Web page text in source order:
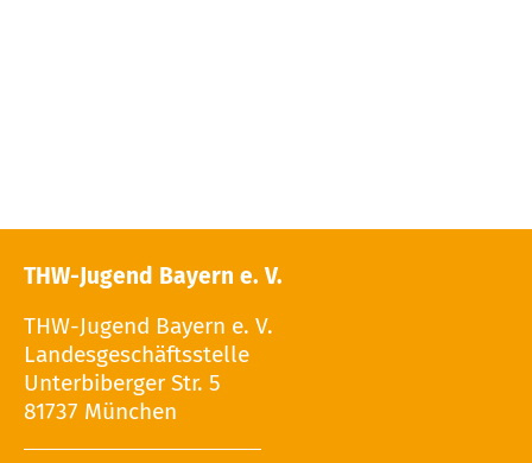
THW-Jugend Bayern e. V.
THW-Jugend Bayern e. V.
Landesgeschäftsstelle
Unterbiberger Str. 5
81737 München